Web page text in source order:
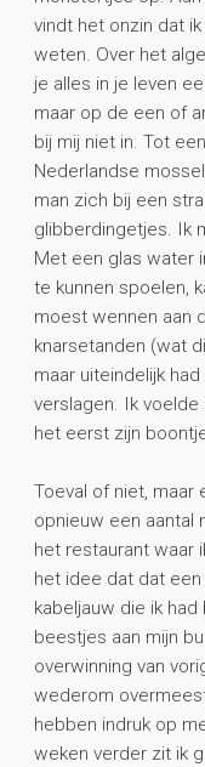
vindt het onzin dat
weten. Over het
je alles in je leven
maar op de een of
bij mij niet in. Tot
Nederlandse
man zich bij een
glibberdingetjes. Ik
Met een glas water
te kunnen spoelen,
moest wennen aan
knarsetanden (wat
maar uiteindelijk
verslagen. Ik
het eerst zijn
Toeval of niet, maar
opnieuw een aantal
het restaurant waar
het idee dat dat
kabeljauw die ik
beestjes aan mijn
overwinning van
wederom
hebben indruk op
weken verder zit ik